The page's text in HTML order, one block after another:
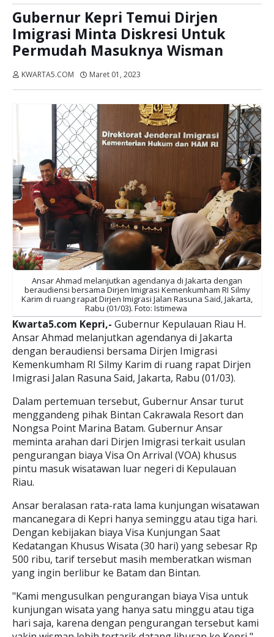
Gubernur Kepri Temui Dirjen
Imigrasi Minta Diskresi Untuk
Permudah Masuknya Wisman
KWARTA5.COM Maret 01, 2023
Ansar Ahmad melanjutkan agendanya di Jakarta dengan
beraudiensi bersama Dirjen Imigrasi Kemenkumham RI Silmy
Karim di ruang rapat Dirjen Imigrasi Jalan Rasuna Said, Jakarta,
Rabu (01/03). Foto: Istimewa
Kwarta5.com Kepri,- Gubernur Kepulauan Riau H.
Ansar Ahmad melanjutkan agendanya di Jakarta
dengan beraudiensi bersama Dirjen Imigrasi
Kemenkumham RI Silmy Karim di ruang rapat Dirjen
Imigrasi Jalan Rasuna Said, Jakarta, Rabu (01/03).
Dalam pertemuan tersebut, Gubernur Ansar turut
menggandeng pihak Bintan Cakrawala Resort dan
Nongsa Point Marina Batam. Gubernur Ansar
meminta arahan dari Dirjen Imigrasi terkait usulan
pengurangan biaya Visa On Arrival (VOA) khusus
pintu masuk wisatawan luar negeri di Kepulauan
Riau.
Ansar beralasan rata-rata lama kunjungan wisatawan
mancanegara di Kepri hanya seminggu atau tiga hari.
Dengan kebijakan biaya Visa Kunjungan Saat
Kedatangan Khusus Wisata (30 hari) yang sebesar Rp
500 ribu, tarif tersebut masih memberatkan wisman
yang ingin berlibur ke Batam dan Bintan.
"Kami mengusulkan pengurangan biaya Visa untuk
kunjungan wisata yang hanya satu minggu atau tiga
hari saja, karena dengan pengurangan tersebut kami